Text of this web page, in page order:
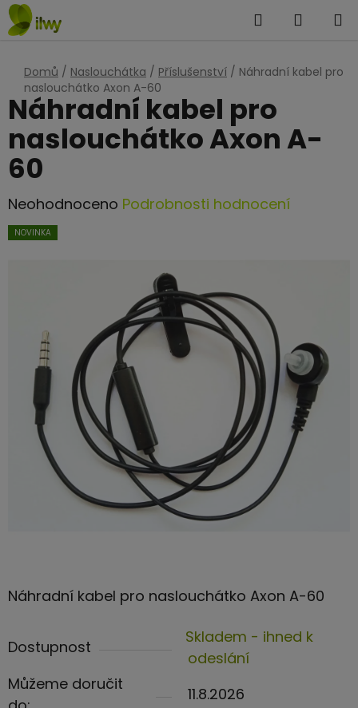
Přejít
na
Hledat
Domů / Naslouchátka / Příslušenství / Náhradní kabel pro
naslouchátko Axon A-60
Náhradní kabel pro naslouchátko Axon A-60
Dostupnost
Skladem - ihned k
odeslání
Můžeme doručit
11.8.2026
Náhradní kabel pro
naslouchátko Axon A-
60
Průměrné
hodnocení
hvězdiček.
Neohodnoceno Podrobnosti hodnocení
NOVINKA